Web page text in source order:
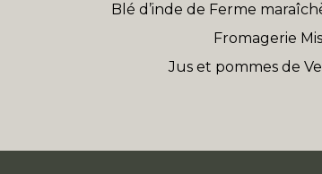
Blé d’inde de Ferme
Fromagerie
Jus et pommes de